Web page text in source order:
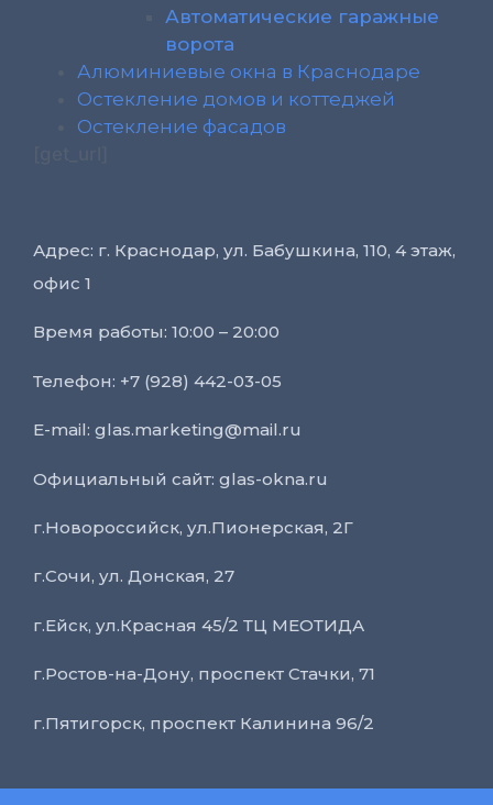
Автоматические гаражные
ворота
Алюминиевые окна в Краснодаре
Остекление домов и коттеджей
Остекление фасадов
Адрес: г. Краснодар, ул. Бабушкина, 110, 4 этаж,
офис 1
Время работы: 10:00 – 20:00
Телефон: +7 (928) 442-03-05
E-mail: glas.marketing@mail.ru
Официальный сайт: glas-okna.ru
г.Новороссийск, ул.Пионерская, 2Г
г.Сочи, ул. Донская, 27
г.Ейск, ул.Красная 45/2 ТЦ МЕОТИДА
г.Ростов-на-Дону, проспект Стачки, 71
г.Пятигорск, проспект Калинина 96/2